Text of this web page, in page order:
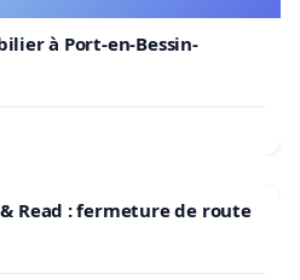
à Port-en-Bessin-
Read : fermeture de route